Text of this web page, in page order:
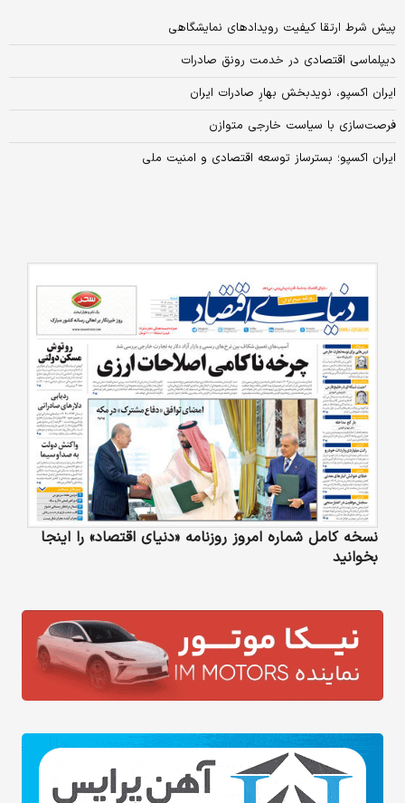
پیش شرط ارتقا کیفیت رویدادهای نمایشگاهی
دیپلماسی اقتصادی در خدمت رونق صادرات
ایران اکسپو، نویدبخش بهارِ صادرات ایران
فرصت‌سازی با سیاست خارجی متوازن
ایران اکسپو؛ بسترساز توسعه اقتصادی و امنیت ملی
نسخه کامل شماره امروز روزنامه «دنیای‌ اقتصاد» را اینجا
بخوانید